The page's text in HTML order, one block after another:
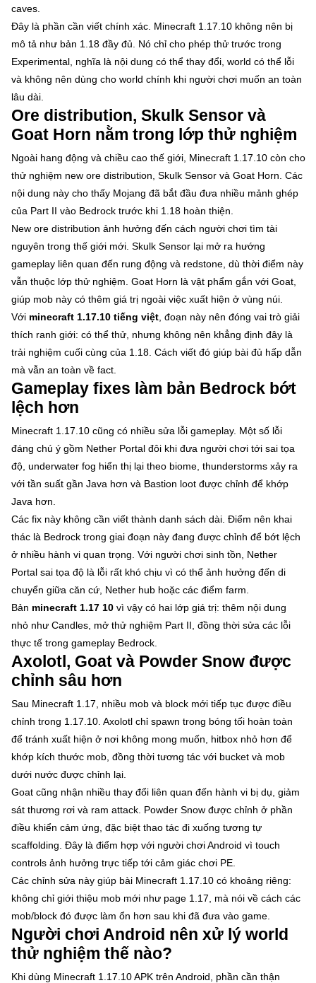
caves.
Đây là phần cần viết chính xác. Minecraft 1.17.10 không nên bị
mô tả như bản 1.18 đầy đủ. Nó chỉ cho phép thử trước trong
Experimental, nghĩa là nội dung có thể thay đổi, world có thể lỗi
và không nên dùng cho world chính khi người chơi muốn an toàn
lâu dài.
Ore distribution, Skulk Sensor và
Goat Horn nằm trong lớp thử nghiệm
Ngoài hang động và chiều cao thế giới, Minecraft 1.17.10 còn cho
thử nghiệm new ore distribution, Skulk Sensor và Goat Horn. Các
nội dung này cho thấy Mojang đã bắt đầu đưa nhiều mảnh ghép
của Part II vào Bedrock trước khi 1.18 hoàn thiện.
New ore distribution ảnh hưởng đến cách người chơi tìm tài
nguyên trong thế giới mới. Skulk Sensor lại mở ra hướng
gameplay liên quan đến rung động và redstone, dù thời điểm này
vẫn thuộc lớp thử nghiệm. Goat Horn là vật phẩm gắn với Goat,
giúp mob này có thêm giá trị ngoài việc xuất hiện ở vùng núi.
Với minecraft 1.17.10 tiếng việt, đoạn này nên đóng vai trò giải
thích ranh giới: có thể thử, nhưng không nên khẳng định đây là
trải nghiệm cuối cùng của 1.18. Cách viết đó giúp bài đủ hấp dẫn
mà vẫn an toàn về fact.
Gameplay fixes làm bản Bedrock bớt
lệch hơn
Minecraft 1.17.10 cũng có nhiều sửa lỗi gameplay. Một số lỗi
đáng chú ý gồm Nether Portal đôi khi đưa người chơi tới sai tọa
độ, underwater fog hiển thị lại theo biome, thunderstorms xảy ra
với tần suất gần Java hơn và Bastion loot được chỉnh để khớp
Java hơn.
Các fix này không cần viết thành danh sách dài. Điểm nên khai
thác là Bedrock trong giai đoạn này đang được chỉnh để bớt lệch
ở nhiều hành vi quan trọng. Với người chơi sinh tồn, Nether
Portal sai tọa độ là lỗi rất khó chịu vì có thể ảnh hưởng đến di
chuyển giữa căn cứ, Nether hub hoặc các điểm farm.
Bản minecraft 1.17 10vì vậy có hai lớp giá trị: thêm nội dung
nhỏ như Candles, mở thử nghiệm Part II, đồng thời sửa các lỗi
thực tế trong gameplay Bedrock.
Axolotl, Goat và Powder Snow được
chỉnh sâu hơn
Sau Minecraft 1.17, nhiều mob và block mới tiếp tục được điều
chỉnh trong 1.17.10. Axolotl chỉ spawn trong bóng tối hoàn toàn
để tránh xuất hiện ở nơi không mong muốn, hitbox nhỏ hơn để
khớp kích thước mob, đồng thời tương tác với bucket và mob
dưới nước được chỉnh lại.
Goat cũng nhận nhiều thay đổi liên quan đến hành vi bị dụ, giảm
sát thương rơi và ram attack. Powder Snow được chỉnh ở phần
điều khiển cảm ứng, đặc biệt thao tác đi xuống tương tự
scaffolding. Đây là điểm hợp với người chơi Android vì touch
controls ảnh hưởng trực tiếp tới cảm giác chơi PE.
Các chỉnh sửa này giúp bài Minecraft 1.17.10 có khoảng riêng:
không chỉ giới thiệu mob mới như page 1.17, mà nói về cách các
mob/block đó được làm ổn hơn sau khi đã đưa vào game.
Người chơi Android nên xử lý world
thử nghiệm thế nào?
Khi dùng Minecraft 1.17.10 APK trên Android, phần cần thận